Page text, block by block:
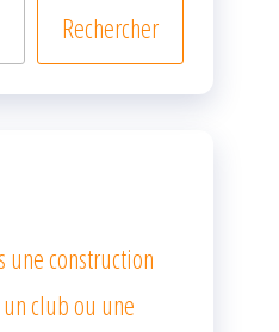
Rechercher
une construction
club ou une